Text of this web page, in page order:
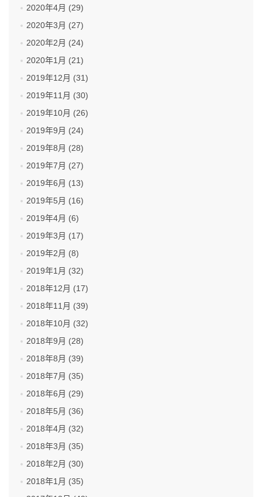
2020年4月 (29)
2020年3月 (27)
2020年2月 (24)
2020年1月 (21)
2019年12月 (31)
2019年11月 (30)
2019年10月 (26)
2019年9月 (24)
2019年8月 (28)
2019年7月 (27)
2019年6月 (13)
2019年5月 (16)
2019年4月 (6)
2019年3月 (17)
2019年2月 (8)
2019年1月 (32)
2018年12月 (17)
2018年11月 (39)
2018年10月 (32)
2018年9月 (28)
2018年8月 (39)
2018年7月 (35)
2018年6月 (29)
2018年5月 (36)
2018年4月 (32)
2018年3月 (35)
2018年2月 (30)
2018年1月 (35)